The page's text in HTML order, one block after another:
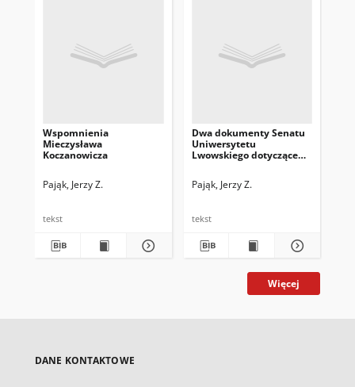
Wspomnienia
Mieczysława
Koczanowicza
Pająk, Jerzy Z.
tekst
Dwa dokumenty Senatu
Uniwersytetu
Lwowskiego dotyczące
Pająk, Jerzy Z.
tekst
Więcej
DANE KONTAKTOWE